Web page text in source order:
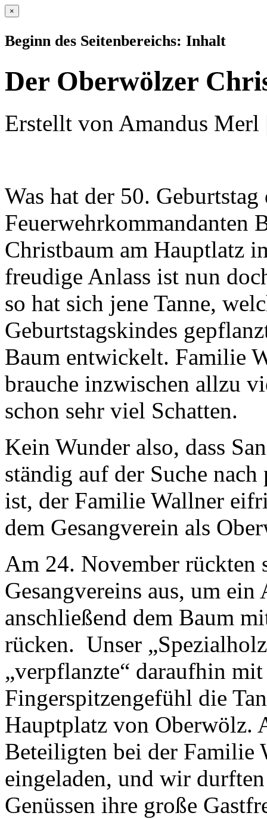
×
Beginn des Seitenbereichs: Inhalt
Der Oberwölzer
Erstellt von Amandus
Was hat der 50. Geburtstag
Feuerwehrkommandanten
Christbaum am Hauptlatz
freudige Anlass ist nun
so hat sich jene Tanne,
Geburtstagskindes
Baum entwickelt. Familie
brauche inzwischen allzu
schon sehr viel Schatten.
Kein Wunder also, dass
ständig auf der Suche
ist, der Familie Wallner
dem Gesangverein als
Am 24. November rückten
Gesangvereins aus, um
anschließend dem Baum
rücken. Unser
„verpflanzte“ daraufhin
Fingerspitzengefühl die
Hauptplatz von Oberwölz.
Beteiligten bei der Familie
eingeladen, und wir
Genüssen ihre große